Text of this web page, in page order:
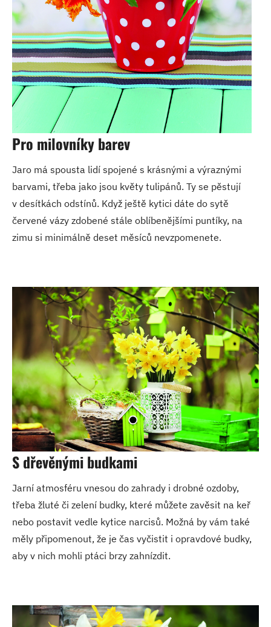
Pro milovníky barev
Jaro má spousta lidí spojené s krásnými a výraznými
barvami, třeba jako jsou květy tulipánů. Ty se pěstují
v desítkách odstínů. Když ještě kytici dáte do sytě
červené vázy zdobené stále oblíbenějšími puntíky, na
zimu si minimálně deset měsíců nevzpomenete.
S dřevěnými budkami
Jarní atmosféru vnesou do zahrady i drobné ozdoby,
třeba žluté či zelení budky, které můžete zavěsit na keř
nebo postavit vedle kytice narcisů. Možná by vám také
měly připomenout, že je čas vyčistit i opravdové budky,
aby v nich mohli ptáci brzy zahnízdit.